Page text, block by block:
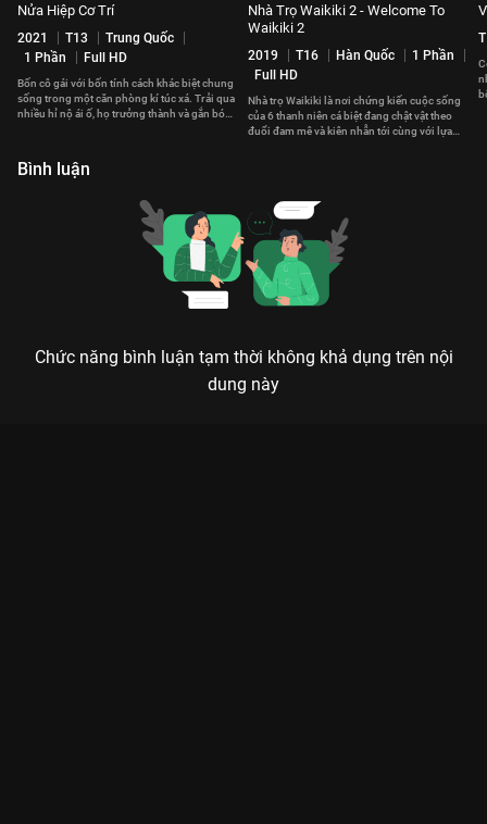
Nửa Hiệp Cơ Trí
2021 T13
Trung Quốc
1 Phần
Full HD
Bốn cô gái với bốn tính cách khác biệt chung
sống trong một căn phòng kí túc xá. Trải qua
nhiều hỉ nộ ái ố, họ trưởng thành và gắn bó
Nhà Trọ Waikiki 2 - Welcome To
Waikiki 2
2019 T16 Hàn Quốc
1 Phần
Full HD
Nhà trọ Waikiki là nơi chứng kiến cuộc sống
của 6 thanh niên cá biệt đang chật vật theo
đuổi đam mê và kiên nhẫn tới cùng với lựa
Bình luận
Chức năng bình luận tạm thời không khả dụng trên nội
dung này